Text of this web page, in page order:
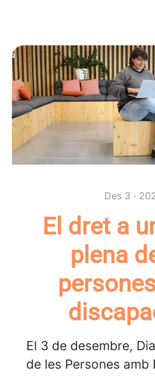
Des 3 ·
El dret a
plena
El 3 de desembre,
de les Persones